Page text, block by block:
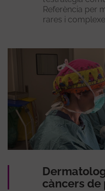
Referència per
rares i
càncers de